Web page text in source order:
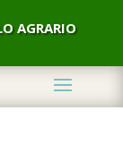
AGRARIO